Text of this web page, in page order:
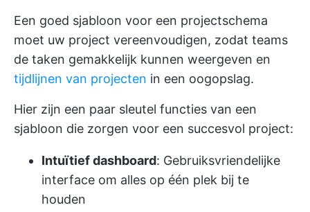
Een goed sjabloon voor een projectschema
moet uw project vereenvoudigen, zodat teams
de taken gemakkelijk kunnen weergeven en
tijdlijnen van projecten in een oogopslag.
Hier zijn een paar sleutel functies van een
sjabloon die zorgen voor een succesvol project:
Intuïtief dashboard: Gebruiksvriendelijke
interface om alles op één plek bij te
houden